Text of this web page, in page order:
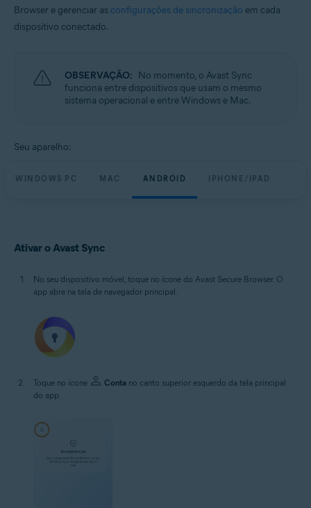
Browser e gerenciar as configurações de sincronização em cada
dispositivo conectado.
OBSERVAÇÃO: No momento, o Avast Sync
funciona entre dispositivos que usam o mesmo
sistema operacional e entre Windows e Mac.
Seu aparelho:
WINDOWS PC MAC ANDROID IPHONE/IPAD
Ativar o Avast Sync
No seu dispositivo móvel, toque no ícone do Avast Secure Browser. O
app abre na tela de navegador principal.
Toque no ícone Conta no canto superior esquerdo da tela principal
do app.